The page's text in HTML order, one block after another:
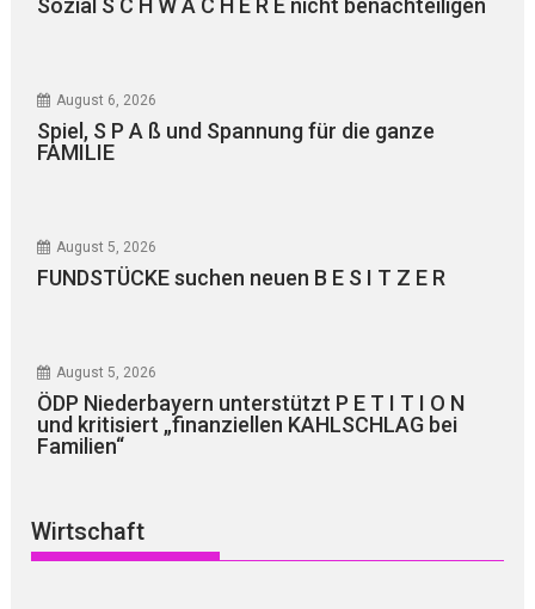
Sozial S C H W Ä C H E R E nicht benachteiligen
August 6, 2026
Spiel, S P A ß und Spannung für die ganze
FAMILIE
August 5, 2026
FUNDSTÜCKE suchen neuen B E S I T Z E R
August 5, 2026
ÖDP Niederbayern unterstützt P E T I T I O N
und kritisiert „finanziellen KAHLSCHLAG bei
Familien“
Wirtschaft